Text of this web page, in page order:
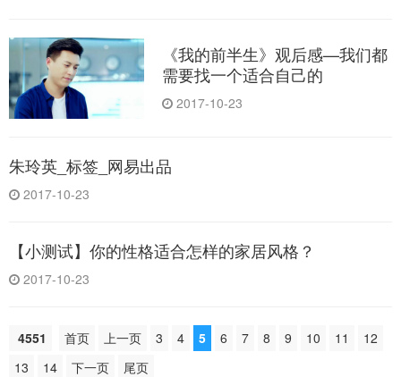
《我的前半生》观后感—我们都
需要找一个适合自己的
2017-10-23
朱玲英_标签_网易出品
2017-10-23
【小测试】你的性格适合怎样的家居风格？
2017-10-23
4551 首页 上一页 3 4 5 6 7 8 9 10 11
12
13
14 下一页 尾页